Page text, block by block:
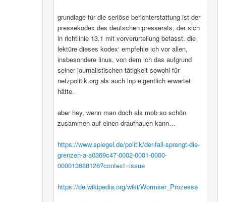
grundlage für die seriöse berichterstattung ist der
pressekodex des deutschen presserats, der sich
in richtlinie 13.1 mit vorverurteilung befasst. die
lektüre dieses kodex‘ empfehle ich vor allen,
insbesondere linus, von dem ich das aufgrund
seiner journalistischen tätigkeit sowohl für
netzpolitik.org als auch lnp eigentlich erwartet
hätte.
aber hey, wenn man doch als mob so schön
zusammen auf einen draufhauen kann…
https://www.spiegel.de/politik/der-fall-sprengt-die-
grenzen-a-a0369c47-0002-0001-0000-
000013688126?context=issue
https://de.wikipedia.org/wiki/Wormser_Prozesse